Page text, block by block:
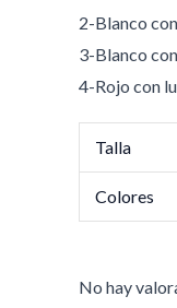
2-Blanco
3-Blanco
4-Rojo con
Talla
Colores
No hay